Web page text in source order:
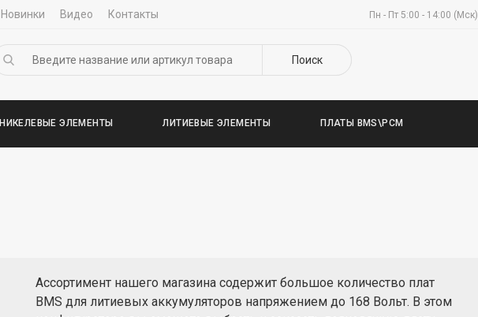
Новинки Видео Контакты Пн - Пт 5:00 - 14:00 (Мск)
Поиск
НИКЕЛЕВЫЕ ЭЛЕМЕНТЫ ЛИТИЕВЫЕ ЭЛЕМЕНТЫ ПЛАТЫ BMS\PCM
Ассортимент нашего магазина содержит большое количество плат
BMS для литиевых аккумуляторов напряжением до 168 Вольт. В этом